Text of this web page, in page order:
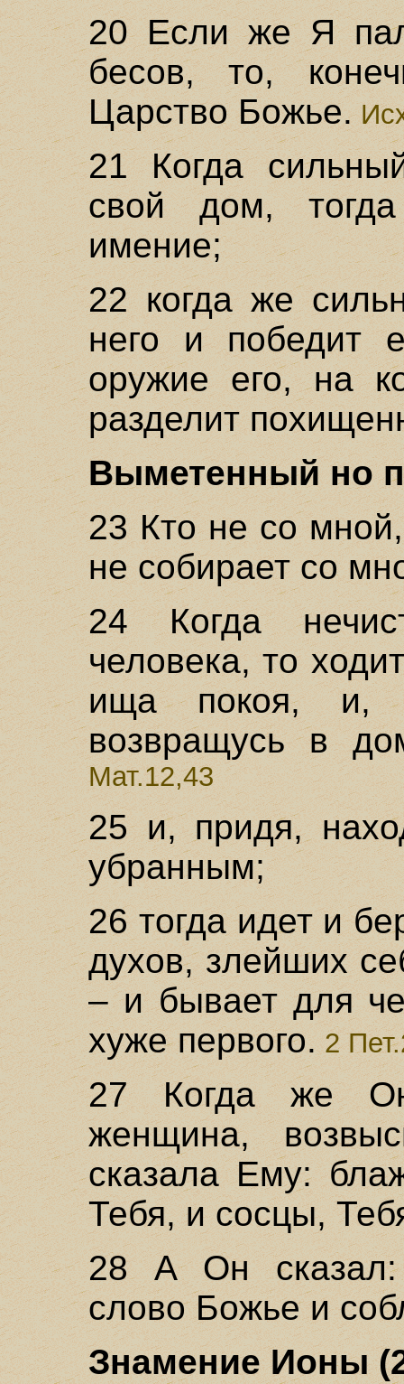
20 Если же Я
бесов, то,
Царство Божье.
21 Когда
свой дом,
имение;
22 когда же
него и победит
оружие его, на
разделит
Выметенный но
23 Кто не со
не собирает со
24 Когда
человека, то
ища покоя, и,
возвращусь в
Мат.12,43
25 и, придя,
убранным;
26 тогда идет и
духов, злейших
– и бывает для
хуже первого. 2
27 Когда же
женщина,
сказала Ему:
Тебя, и сосцы,
28 А Он
слово Божье и
Знамение Ионы